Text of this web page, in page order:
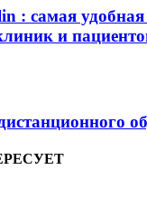
: самая
и